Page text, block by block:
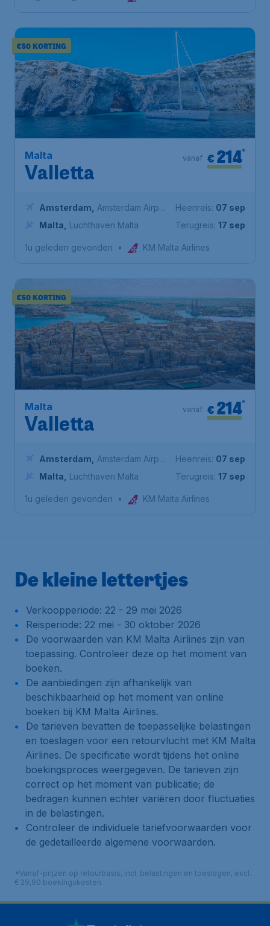
€50 KORTING
Malta
Valletta
€ 214*
vanaf
Amsterdam
Amsterdam Airport
Schiphol
Malta Luchthaven Malta
Heenreis: 07 sep
Terugreis: 17 sep
1u geleden gevonden • KM Malta Airlines
€50 KORTING
Malta
Valletta
€ 214*
vanaf
Amsterdam
Amsterdam Airport
Schiphol
Malta Luchthaven Malta
Heenreis: 07 sep
Terugreis: 17 sep
1u geleden gevonden • KM Malta Airlines
De kleine lettertjes
Verkoopperiode: 22 - 29 mei 2026
Reisperiode: 22 mei - 30 oktober 2026
De voorwaarden van KM Malta Airlines zijn van
toepassing. Controleer deze op het moment van
boeken.
De aanbiedingen zijn afhankelijk van
beschikbaarheid op het moment van online
boeken bij KM Malta Airlines.
De tarieven bevatten de toepasselijke belastingen
en toeslagen voor een retourvlucht met KM Malta
Airlines. De specificatie wordt tijdens het online
boekingsproces weergegeven. De tarieven zijn
correct op het moment van publicatie; de
bedragen kunnen echter variëren door fluctuaties
in de belastingen.
Controleer de individuele tariefvoorwaarden voor
de gedetailleerde algemene voorwaarden.
*Vanaf-prijzen op retourbasis, incl. belastingen en toeslagen, excl.
€ 29,90 boekingskosten.